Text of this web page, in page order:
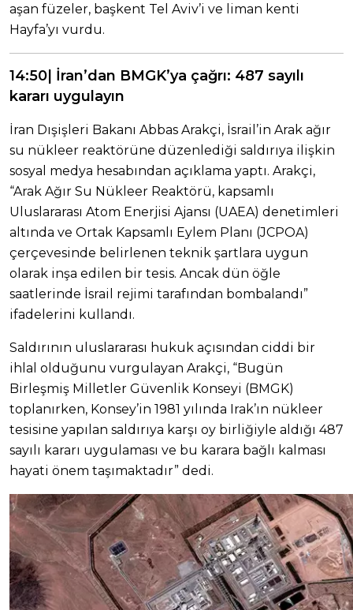
aşan füzeler, başkent Tel Aviv’i ve liman kenti
Hayfa’yı vurdu.
14:50| İran’dan BMGK’ya çağrı: 487 sayılı
kararı uygulayın
İran Dışişleri Bakanı Abbas Arakçi, İsrail’in Arak ağır
su nükleer reaktörüne düzenlediği saldırıya ilişkin
sosyal medya hesabından açıklama yaptı. Arakçi,
“Arak Ağır Su Nükleer Reaktörü, kapsamlı
Uluslararası Atom Enerjisi Ajansı (UAEA) denetimleri
altında ve Ortak Kapsamlı Eylem Planı (JCPOA)
çerçevesinde belirlenen teknik şartlara uygun
olarak inşa edilen bir tesis. Ancak dün öğle
saatlerinde İsrail rejimi tarafından bombalandı”
ifadelerini kullandı.
Saldırının uluslararası hukuk açısından ciddi bir
ihlal olduğunu vurgulayan Arakçi, “Bugün
Birleşmiş Milletler Güvenlik Konseyi (BMGK)
toplanırken, Konsey’in 1981 yılında Irak’ın nükleer
tesisine yapılan saldırıya karşı oy birliğiyle aldığı 487
sayılı kararı uygulaması ve bu karara bağlı kalması
hayati önem taşımaktadır” dedi.